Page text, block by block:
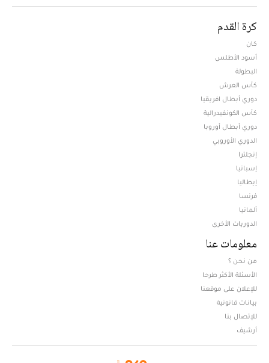
كرة القدم
كان
أسود الأطلس
البطولة
كأس العرش
دوري أبطال افريقيا
كأس الكونفيدرالية
دوري أبطال أوروبا
الدوري الأوروبي
إنجلترا
إسبانيا
إيطاليا
فرنسا
ألمانيا
الدوريات الأخرى
معلومات عنا
من نحن ؟
الأسئلة الأكثر طرحا
للإعلان على موقعنا
بيانات قانونية
للإتصال بنا
أرشيف